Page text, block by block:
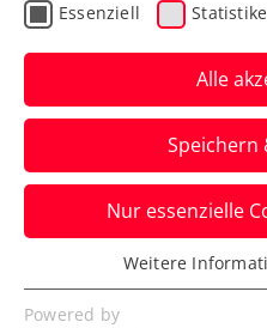
„Official
Musters
bestaunen
Die letzte Chance
Oktober 2024 bei
in der Wiener
Essenziell
Alle
Speichern
Nur essenzielle
Essenziell
Essenzielle Cookies
Weitere
Powered by